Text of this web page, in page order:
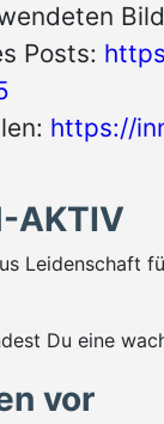
Posts:
https://
AKTIV
Leidenschaft
Du eine
vor